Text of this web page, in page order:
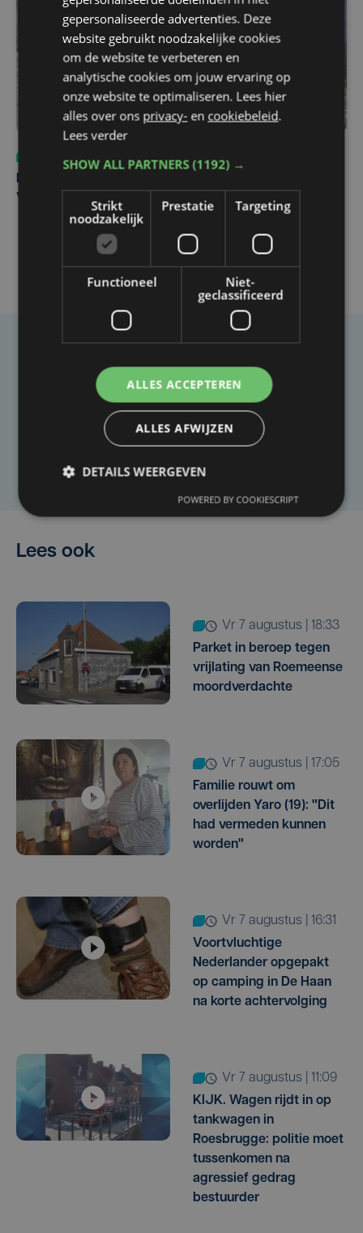
Ventoux
Heb je een taal- of schrijffout opgemerkt in dit
artikel?
Lees ook
vr 7 augustus | 18:33
Parket in beroep tegen
vrijlating van Roemeense
moordverdachte
vr 7 augustus | 17:05
Familie rouwt om
overlijden Yaro (19): "Dit
had vermeden kunnen
worden"
vr 7 augustus | 16:31
Voortvluchtige
Nederlander opgepakt
op camping in De Haan
na korte achtervolging
vr 7 augustus | 11:09
KIJK. Wagen rijdt in op
tankwagen in
Roesbrugge: politie moet
tussenkomen na
agressief gedrag
bestuurder
gepersonaliseerde advertenties. Deze
website gebruikt noodzakelijke cookies
om de website te verbeteren en
analytische cookies om jouw ervaring op
onze website te optimaliseren. Lees hier
alles over ons privacy- en cookiebeleid.
Lees verder
SHOW ALL PARTNERS(1192) →
Strikt
noodzakelijk
Prestatie Targeting
Functioneel
Niet-
geclassificeerd
ALLES ACCEPTEREN
ALLES AFWIJZEN
DETAILS WEERGEVEN
POWERED BY COOKIESCRIPT